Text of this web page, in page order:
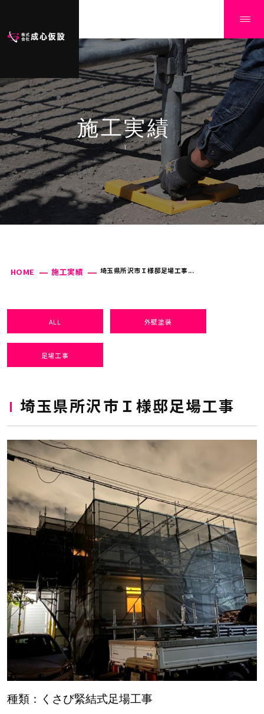
施工実績
Ï
HOME 施工実績 埼玉県所沢市Ｉ様邸足場工事...
ALL 外壁塗装
足場工事
埼玉県所沢市Ｉ様邸足場工事
種類：くさび緊結式足場工事